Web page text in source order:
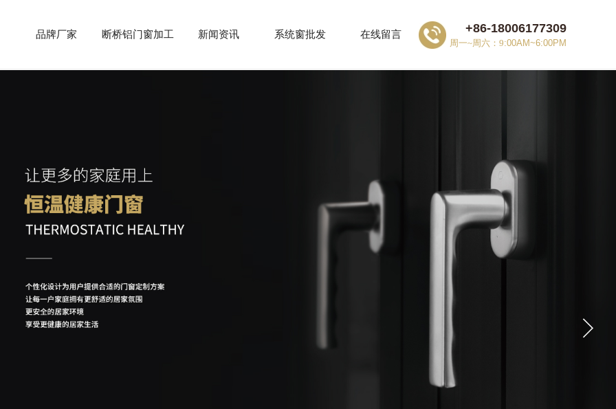
品牌厂家 断桥铝门窗加工 新闻资讯 系统窗批发 在线留言 +86-18006177309
周一~周六：9:00AM~6:00PM